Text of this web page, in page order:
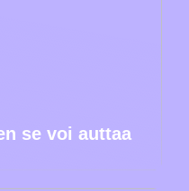
se voi auttaa